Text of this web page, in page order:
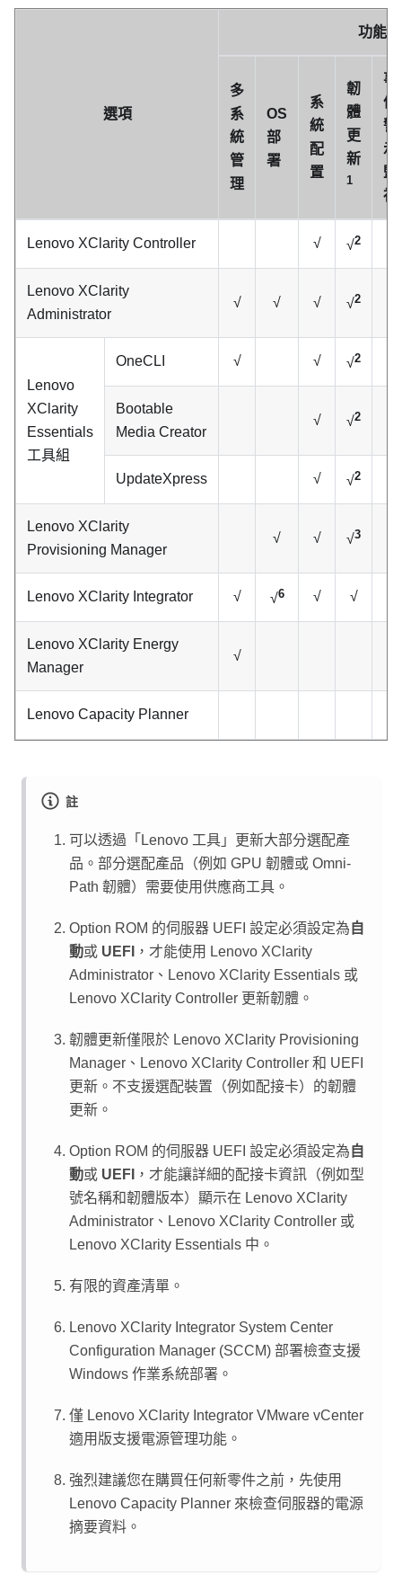
選項
功能
多
系
統
管
理
OS
部
署
系
統
配
置
韌
體
更
新
1
事
件/
警
示
監
視
Lenovo XClarity Controller √ √2
Lenovo XClarity
Administrator
√ √ √ √2
Lenovo
XClarity
Essentials
工具組
OneCLI √ √ √2
Bootable
Media Creator
√ √2
UpdateXpress √ √2
Lenovo XClarity
Provisioning Manager
√ √ √3
Lenovo XClarity Integrator √ √6 √ √
Lenovo XClarity Energy
Manager
√
Lenovo Capacity Planner
註
可以透過「Lenovo 工具」更新大部分選配產
品。部分選配產品（例如 GPU 韌體或 Omni-
Path 韌體）需要使用供應商工具。
Option ROM 的伺服器 UEFI 設定必須設定為 自
動或 UEFI ，才能使用 Lenovo XClarity
Administrator 、 Lenovo XClarity Essentials 或
Lenovo XClarity Controller 更新韌體。
韌體更新僅限於 Lenovo XClarity Provisioning
Manager 、 Lenovo XClarity Controller 和 UEFI
更新。不支援選配裝置（例如配接卡）的韌體
更新。
Option ROM 的伺服器 UEFI 設定必須設定為 自
動或 UEFI ，才能讓詳細的配接卡資訊（例如型
號名稱和韌體版本）顯示在 Lenovo XClarity
Administrator 、 Lenovo XClarity Controller 或
Lenovo XClarity Essentials 中。
有限的資產清單。
Lenovo XClarity Integrator System Center
Configuration Manager (SCCM) 部署檢查支援
Windows 作業系統部署。
僅 Lenovo XClarity Integrator VMware vCenter
適用版支援電源管理功能。
強烈建議您在購買任何新零件之前，先使用
Lenovo Capacity Planner 來檢查伺服器的電源
摘要資料。